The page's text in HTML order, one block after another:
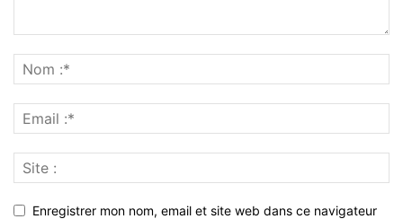
Enregistrer mon nom, email et site web dans ce navigateur